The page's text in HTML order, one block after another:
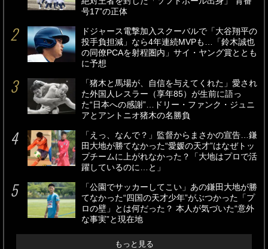
号17”の正体
ドジャース電撃加入スクーバルで「大谷翔平の
投手負担減」なら4年連続MVPも…「鈴木誠也
の同僚PCAを射程圏内」サイ・ヤング賞ととも
に予想
「猪木と馬場が、自信を与えてくれた」愛され
た外国人レスラー（享年85）が生前に語っ
た“日本への感謝”…ドリー・ファンク・ジュニ
アとアントニオ猪木の名勝負
「えっ、なんで？」監督からまさかの宣告…鎌
田大地が勝てなかった“愛媛の天才”はなぜトッ
プチームに上がれなかった？「大地はプロで活
躍しているのに…と」
「公園でサッカーしてこい」あの鎌田大地が勝
てなかった“四国の天才少年”がぶつかった「プ
ロの壁」とは何だった？ 本人が気づいた“意外
な事実”と現在地
もっと見る